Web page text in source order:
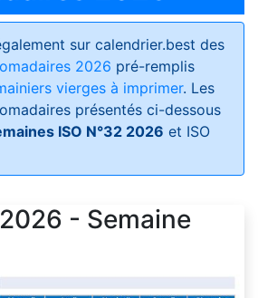
sur calendrier.best des
2026 pré-remplis
vierges à imprimer. Les
présentés ci-dessous
ISO N°32 2026 et ISO
- Semaine